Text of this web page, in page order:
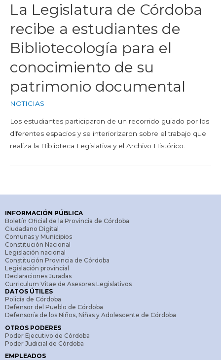
La Legislatura de Córdoba
recibe a estudiantes de
Bibliotecología para el
conocimiento de su
patrimonio documental
NOTICIAS
Los estudiantes participaron de un recorrido guiado por los
diferentes espacios y se interiorizaron sobre el trabajo que
realiza la Biblioteca Legislativa y el Archivo Histórico.
INFORMACIÓN PÚBLICA
Boletín Oficial de la Provincia de Córdoba
Ciudadano Digital
Comunas y Municipios
Constitución Nacional
Legislación nacional
Constitución Provincia de Córdoba
Legislación provincial
Declaraciones Juradas
Curriculum Vitae de Asesores Legislativos
DATOS ÚTILES
Policía de Córdoba
Defensor del Pueblo de Córdoba
Defensoría de los Niños, Niñas y Adolescente de Córdoba
OTROS PODERES
Poder Ejecutivo de Córdoba
Poder Judicial de Córdoba
EMPLEADOS